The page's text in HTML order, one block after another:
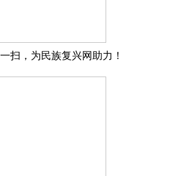
扫，为民族复兴网助力！